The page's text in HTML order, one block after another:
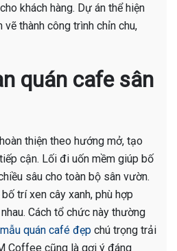
khách hàng. Dự án thể hiện
thành công trình chỉn chu,
quán cafe sân
thiện theo hướng mở, tạo
cận. Lối đi uốn mềm giúp bố
sâu cho toàn bộ sân vườn.
trí xen cây xanh, phù hợp
Cách tổ chức này thường
quán café đẹp chú trọng trải
Coffee cũng là gợi ý đáng